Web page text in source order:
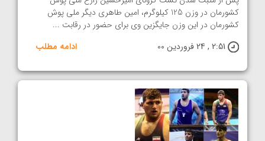
کشورمان در وزن 125 کیلوگرم، امین طاهری دیگر ملی پوش
کشورمان در این وزن جایگزین وی برای حضور در رقابت ...
2:51 , 24 فروردین 00
ادامه مطلب